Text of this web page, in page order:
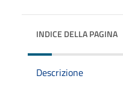
INDICE DELLA PAGINA
Descrizione